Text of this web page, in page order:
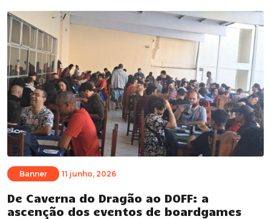
Banner 11 junho, 2026
De Caverna do Dragão ao DOFF: a
ascenção dos eventos de boardgames